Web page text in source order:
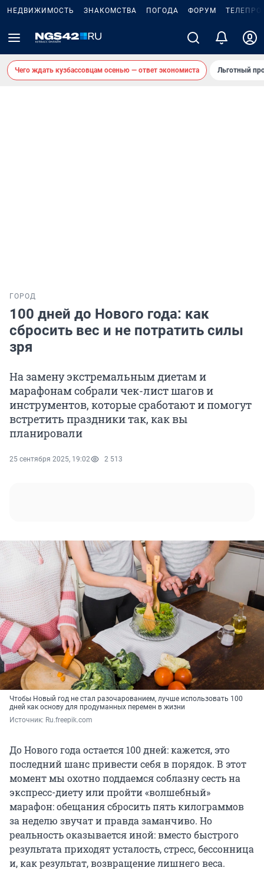
НЕДВИЖИМОСТЬ ЗНАКОМСТВА ПОГОДА ФОРУМ
Чего ждать кузбассовцам осенью — ответ экономиста Льготный
ГОРОД
100 дней до Нового года: как
сбросить вес и не потратить силы
зря
На замену экстремальным диетам и
марафонам собрали чек-лист шагов и
инструментов, которые сработают и помогут
встретить праздники так, как вы
планировали
25 сентября 2025, 19:02 2 513
Чтобы Новый год не стал разочарованием, лучше использовать 100
дней как основу для продуманных перемен в жизни
Источник: Ru.freepik.com
До Нового года остается 100 дней: кажется, это
последний шанс привести себя в порядок. В этот
момент мы охотно поддаемся соблазну сесть на
экспресс-диету или пройти «волшебный»
марафон: обещания сбросить пять килограммов
за неделю звучат и правда заманчиво. Но
реальность оказывается иной: вместо быстрого
результата приходят усталость, стресс, бессонница
и, как результат, возвращение лишнего веса.